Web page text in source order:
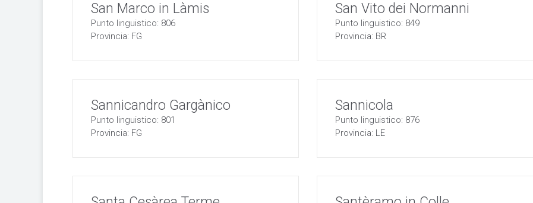
San Marco in Làmis
Punto linguistico: 806
Provincia: FG
San Vito dei Normanni
Punto linguistico: 849
Provincia: BR
Sannicandro Gargànico
Punto linguistico: 801
Provincia: FG
Sannicola
Punto linguistico: 876
Provincia: LE